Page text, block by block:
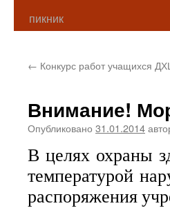
пикник
← Конкурс работ учащихся
Внимание!
Опубликовано 31.01.2014
В целях охраны
температурой
распоряжения